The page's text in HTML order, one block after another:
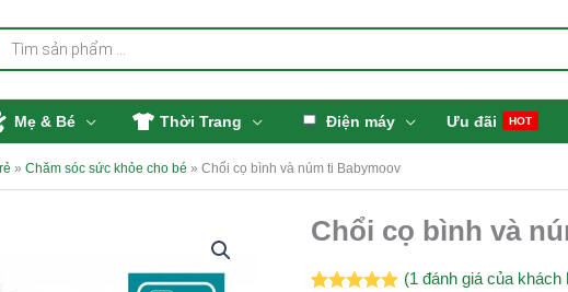
Mẹ & Bé Thời Trang Điện máy Ưu đãi HOT
» Chăm sóc sức khỏe cho bé » Chổi cọ bình và núm ti Babymoov
Chổi cọ bình và
(1 đánh giá của khách
Chổi
bình